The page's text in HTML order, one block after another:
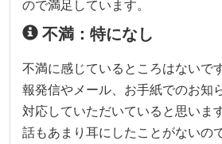
ので満足しています。
不満：特になし
不満に感じているところはないで
報発信やメール、お手紙でのお知
対応していただいていると思いま
話もあまり耳にしたことがないの